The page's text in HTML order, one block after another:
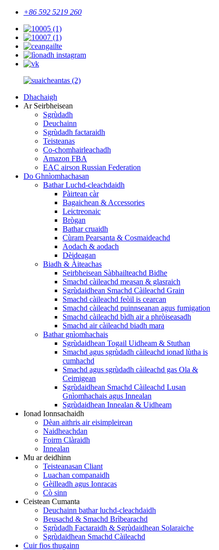
+86 592 5219 260
Dhachaigh
Ar Seirbheisean
Sgrùdadh
Deuchainn
Sgrùdadh factaraidh
Teisteanas
Co-chomhairleachadh
Amazon FBA
EAC airson Russian Federation
Do Ghnìomhachasan
Bathar Luchd-cleachdaidh
Pàirtean càr
Bagaichean & Accessories
Leictreonaic
Brògan
Bathar cruaidh
Cùram Pearsanta & Cosmaideachd
Aodach & aodach
Dèideagan
Biadh & Àiteachas
Seirbheisean Sàbhailteachd Bidhe
Smachd càileachd measan & glasraich
Sgrùdaidhean Smachd Càileachd Grain
Smachd càileachd feòil is cearcan
Smachd càileachd puinnseanan agus fumigation
Smachd càileachd bìdh air a phròiseasadh
Smachd air càileachd biadh mara
Bathar gnìomhachais
Sgrùdaidhean Togail Uidheam & Stuthan
Smachd agus sgrùdadh càileachd ionad lùtha is
cumhachd
Smachd agus sgrùdadh càileachd gas Ola &
Ceimigean
Sgrùdaidhean Smachd Càileachd Lusan
Gnìomhachais agus Innealan
Sgrùdaidhean Innealan & Uidheam
Ionad Ionnsachaidh
Dèan aithris air eisimpleirean
Naidheachdan
Foirm Clàraidh
Innealan
Mu ar deidhinn
Teisteanasan Cliant
Luachan companaidh
Gèilleadh agus Ionracas
Cò sinn
Ceistean Cumanta
Deuchainn bathar luchd-cleachdaidh
Beusachd & Smachd Brìbearachd
Sgrùdadh Factaraidh & Sgrùdaidhean Solaraiche
Sgrùdaidhean Smachd Càileachd
Cuir fios thugainn